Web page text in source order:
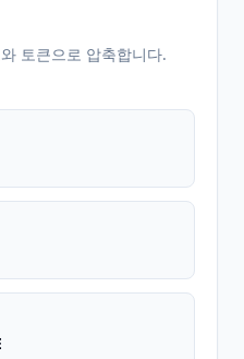
토큰으로 압축합니다.